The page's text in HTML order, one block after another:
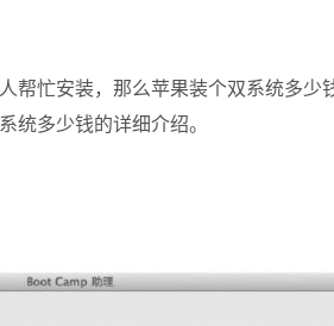
安装，那么苹果装个双系统多少钱
统多少钱的详细介绍。